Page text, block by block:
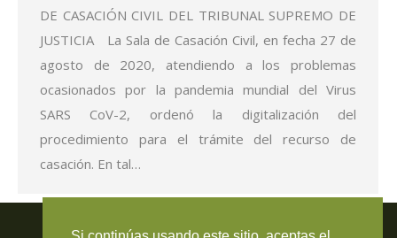
DE CASACIÓN CIVIL DEL TRIBUNAL SUPREMO DE
JUSTICIA La Sala de Casación Civil, en fecha 27 de
agosto de 2020, atendiendo a los problemas
ocasionados por la pandemia mundial del Virus
SARS CoV-2, ordenó la digitalización del
procedimiento para el trámite del recurso de
casación. En tal…